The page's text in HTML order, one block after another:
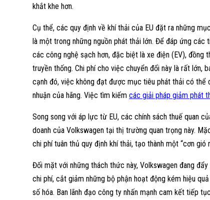
khắt khe hơn.
Cụ thể, các quy định về khí thải của EU đặt ra những
là một trong những nguồn phát thải lớn. Để đáp ứng các
các công nghệ sạch hơn, đặc biệt là xe điện (EV),
truyền thống. Chi phí cho việc chuyển đổi này là rất lớn,
cạnh đó, việc không đạt được mục tiêu phát thải có thể
nhuận của hãng. Việc tìm kiếm các giải pháp giảm phát
Song song với áp lực từ EU, các chính sách thuế quan
doanh của Volkswagen tại thị trường quan trọng này.
chi phí tuân thủ quy định khí thải, tạo thành một “cơn
Đối mặt với những thách thức này, Volkswagen đang
chi phí, cắt giảm những bộ phận hoạt động kém hiệu
số hóa. Ban lãnh đạo công ty nhấn mạnh cam kết tiếp